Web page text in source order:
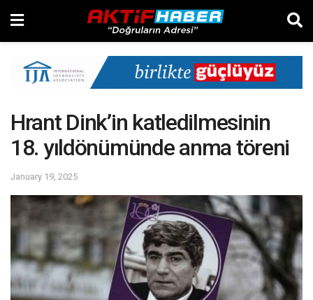
Hrant Dink’in katledilmesinin
18. yıldönümünde anma töreni
January 19, 2025